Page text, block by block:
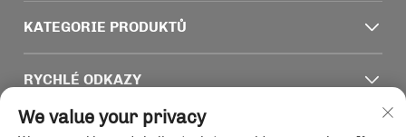
KATEGORIE PRODUKTŮ
RYCHLÉ ODKAZY
KONTAKTNÍ INFORMACE
We value your privacy